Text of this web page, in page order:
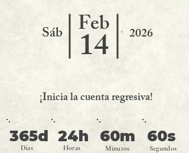
2026
14
Feb
Sáb
¡Inicia la cuenta regresiva!
365d 24h 60m 60s
Días Horas Minutos Segundos